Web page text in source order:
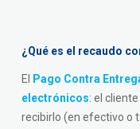
¿Qué es el recaudo
El Pago Contra
electrónicos: el
recibirlo (en efectivo o